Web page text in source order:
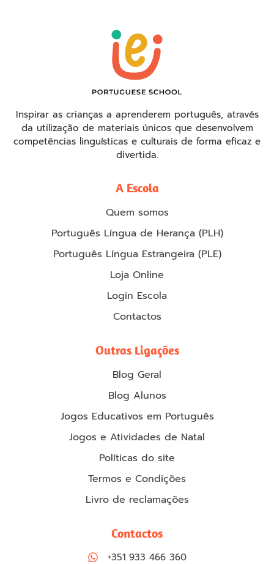
Inspirar as crianças a aprenderem português, através
da utilização de materiais únicos que desenvolvem
competências linguísticas e culturais de forma eficaz e
divertida.
A Escola
Quem somos
Português Língua de Herança (PLH)
Português Língua Estrangeira (PLE)
Loja Online
Login Escola
Contactos
Outras Ligações
Blog Geral
Blog Alunos
Jogos Educativos em Português
Jogos e Atividades de Natal
Políticas do site
Termos e Condições
Livro de reclamações
Contactos
+351 933 466 360